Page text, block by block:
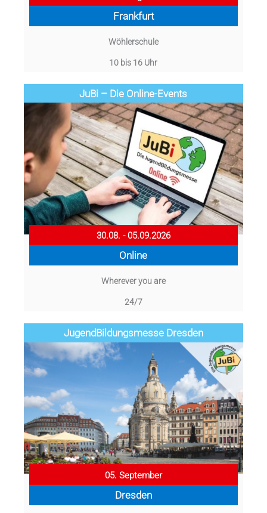
Frankfurt
Wöhlerschule
10 bis 16 Uhr
JuBi – Die Online-Events
30.08. - 05.09.2026
Online
Wherever you are
24/7
Jugend­­­­­Bildungsmess­e Dresden
05. September
Dresden